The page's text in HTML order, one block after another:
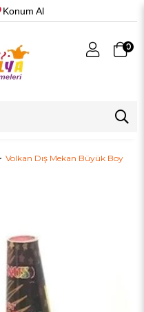
Konum Al
0
Volkan Dış Mekan Büyük Boy